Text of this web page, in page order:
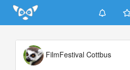
Update cookies preferences
FilmFestival Cottbus